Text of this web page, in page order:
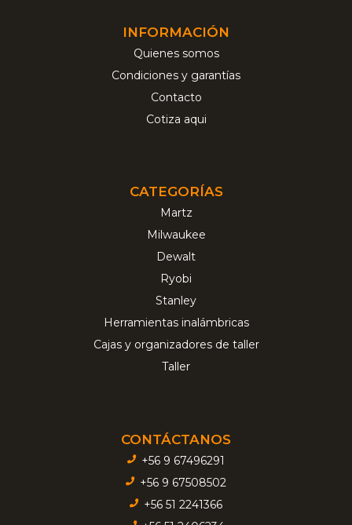
INFORMACIÓN
Quienes somos
Condiciones y garantías
Contacto
Cotiza aqui
CATEGORÍAS
Martz
Milwaukee
Dewalt
Ryobi
Stanley
Herramientas inalámbricas
Cajas y organizadores de taller
Taller
CONTÁCTANOS
+56 9 67496291
+56 9 67508502
+56 51 2241366